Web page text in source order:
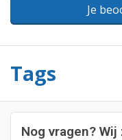
Tags
Nog vragen?
Je